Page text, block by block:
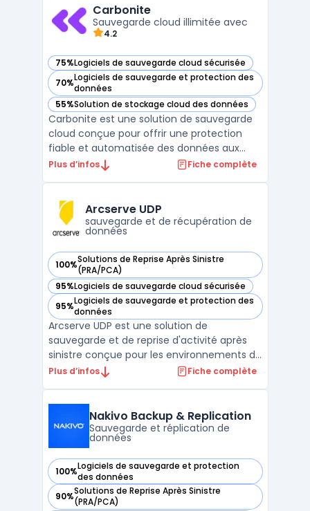
d'entreprise. Grâce à son interface unifiée,
SnapCenter permet aux admi ...
Carbonite
Sauvegarde cloud illimitée avec
4.2
75%Logiciels de sauvegarde cloud sécurisée
— voir Carbonite dans cette catégorie
70%Logiciels de sauvegarde et protection des
données
— voir Carbonite dans cette catégorie
55%Solution de stockage cloud des données
— voir Carbonite dans cette catégorie
Carbonite est une solution de sauvegarde
cloud conçue pour offrir une protection
fiable et automatisée des données aux
particuliers et aux entreprises. Grâce à son
documents, photos, vidéos et courriels, en
les stoc ...
Plus d’infos Fiche complète
Arcserve UDP
sauvegarde et de récupération de
données
100%Solutions de Reprise Après Sinistre
(PRA/PCA)
— voir Arcserve UDP dans cette catégorie
95%Logiciels de sauvegarde cloud sécurisée
— voir Arcserve UDP dans cette catégorie
95%Logiciels de sauvegarde et protection des
données
— voir Arcserve UDP dans cette catégorie
Arcserve UDP est une solution de
sauvegarde et de reprise d'activité après
sinistre conçue pour les environnements de
travail modernes et complexes tels que les
déduplication globale, UDP permet des
sauvegardes et des restau ...
Plus d’infos Fiche complète
Nakivo Backup & Replication
Sauvegarde et réplication de
données
100%Logiciels de sauvegarde et protection
des données
— voir Nakivo Backup & Replication dans cette catégorie
90%Solutions de Reprise Après Sinistre
(PRA/PCA)
— voir Nakivo Backup & Replication dans cette catégorie